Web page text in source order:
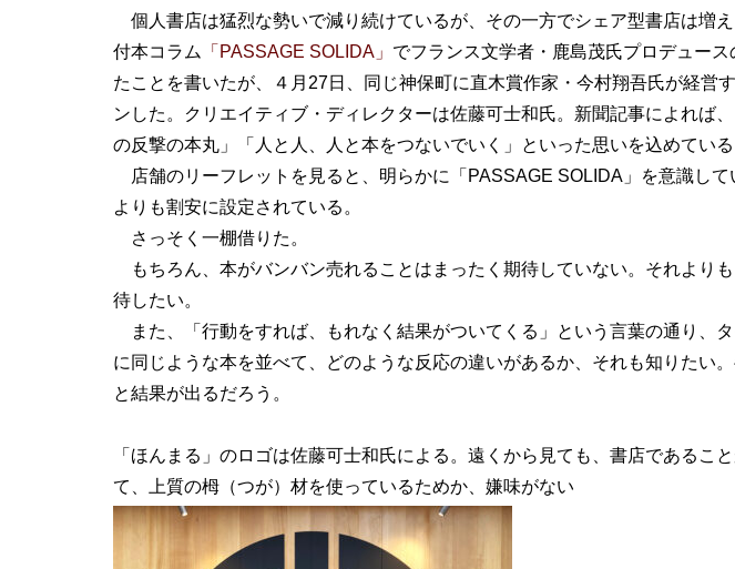
個人書店は猛烈な勢いで減り続けているが、その一方でシェア型書店は増
付本コラム 「PASSAGE SOLIDA」 でフランス文学者・鹿島茂氏プロデュー
たことを書いたが、４月27日、同じ神保町に直木賞作家・今村翔吾氏が経営
ンした。クリエイティブ・ディレクターは佐藤可士和氏。新聞記事によれば
の反撃の本丸」「人と人、人と本をつないでいく」といった思いを込めている
店舗のリーフレットを見ると、明らかに「PASSAGE SOLIDA」を意識し
よりも割安に設定されている。
さっそく一棚借りた。
もちろん、本がバンバン売れることはまったく期待していない。それより
待したい。
また、「行動をすれば、もれなく結果がついてくる」という言葉の通り、
に同じような本を並べて、どのような反応の違いがあるか、それも知りたい
と結果が出るだろう。
「ほんまる」のロゴは佐藤可士和氏による。遠くから見ても、書店であるこ
て、上質の栂（つが）材を使っているためか、嫌味がない